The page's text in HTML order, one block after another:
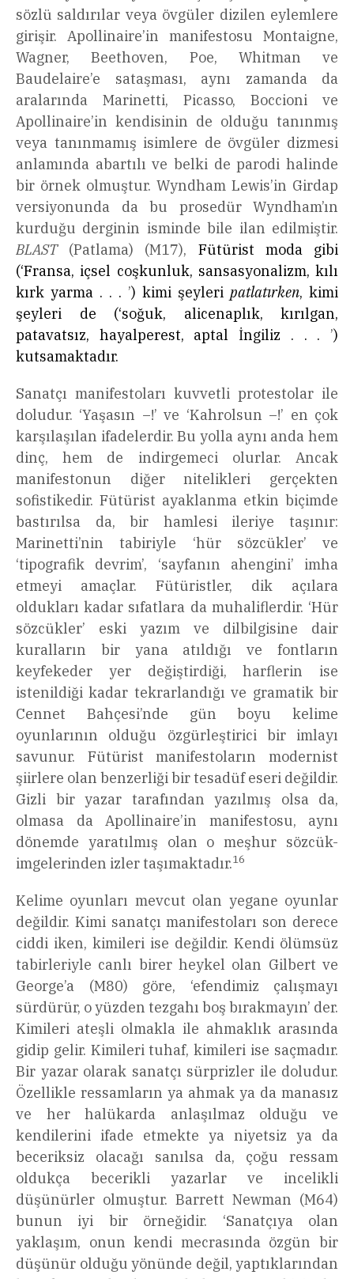
sözlü saldırılar veya övgüler dizilen eylemlere
girişir. Apollinaire’in manifestosu Montaigne,
Wagner, Beethoven, Poe, Whitman ve
Baudelaire’e sataşması, aynı zamanda da
aralarında Marinetti, Picasso, Boccioni ve
Apollinaire’in kendisinin de olduğu tanınmış
veya tanınmamış isimlere de övgüler dizmesi
anlamında abartılı ve belki de parodi halinde
bir örnek olmuştur. Wyndham Lewis’in Girdap
versiyonunda da bu prosedür Wyndham’ın
kurduğu derginin isminde bile ilan edilmiştir.
BLAST(Patlama) (M17), Fütürist moda gibi
(‘Fransa, içsel coşkunluk, sansasyonalizm, kılı
kırk yarma . . . ’) kimi şeyleri patlatırken, kimi
şeyleri de (‘soğuk, alicenaplık, kırılgan,
patavatsız, hayalperest, aptal İngiliz . . . ’)
kutsamaktadır.
Sanatçı manifestoları kuvvetli protestolar ile
doludur. ‘Yaşasın –!’ ve ‘Kahrolsun –!’ en çok
karşılaşılan ifadelerdir. Bu yolla aynı anda hem
dinç, hem de indirgemeci olurlar. Ancak
manifestonun diğer nitelikleri gerçekten
sofistikedir. Fütürist ayaklanma etkin biçimde
bastırılsa da, bir hamlesi ileriye taşınır:
Marinetti’nin tabiriyle ‘hür sözcükler’ ve
‘tipografik devrim’, ‘sayfanın ahengini’ imha
etmeyi amaçlar. Fütüristler, dik açılara
oldukları kadar sıfatlara da muhaliflerdir. ‘Hür
sözcükler’ eski yazım ve dilbilgisine dair
kuralların bir yana atıldığı ve fontların
keyfekeder yer değiştirdiği, harflerin ise
istenildiği kadar tekrarlandığı ve gramatik bir
Cennet Bahçesi’nde gün boyu kelime
oyunlarının olduğu özgürleştirici bir imlayı
savunur. Fütürist manifestoların modernist
şiirlere olan benzerliği bir tesadüf eseri değildir.
Gizli bir yazar tarafından yazılmış olsa da,
olmasa da Apollinaire’in manifestosu, aynı
dönemde yaratılmış olan o meşhur sözcük-
imgelerinden izler taşımaktadır.16
Kelime oyunları mevcut olan yegane oyunlar
değildir. Kimi sanatçı manifestoları son derece
ciddi iken, kimileri ise değildir. Kendi ölümsüz
tabirleriyle canlı birer heykel olan Gilbert ve
George’a (M80) göre, ‘efendimiz çalışmayı
sürdürür, o yüzden tezgahı boş bırakmayın’ der.
Kimileri ateşli olmakla ile ahmaklık arasında
gidip gelir. Kimileri tuhaf, kimileri ise saçmadır.
Bir yazar olarak sanatçı sürprizler ile doludur.
Özellikle ressamların ya ahmak ya da manasız
ve her halükarda anlaşılmaz olduğu ve
kendilerini ifade etmekte ya niyetsiz ya da
beceriksiz olacağı sanılsa da, çoğu ressam
oldukça becerikli yazarlar ve incelikli
düşünürler olmuştur. Barrett Newman (M64)
bunun iyi bir örneğidir. ‘Sanatçıya olan
yaklaşım, onun kendi mecrasında özgün bir
düşünür olduğu yönünde değil, yaptıklarından